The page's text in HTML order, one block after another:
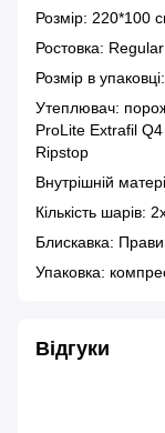
Розмір: 220*100
Ростовка:
Розмір в
Утеплювач:
ProLite Extrafil
Ripstop
Внутрішній
Кількість шарів:
Блискавка:
Упаковка:
Відгуки